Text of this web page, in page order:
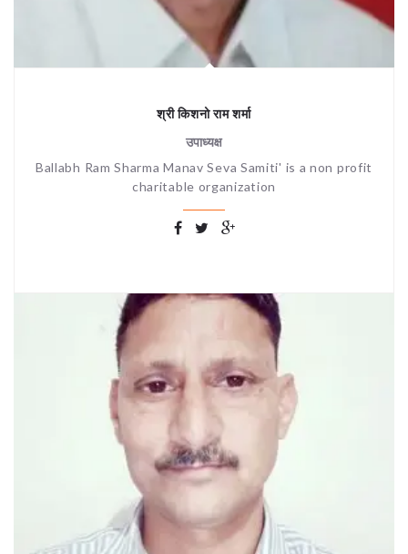
श्री किशनो राम शर्मा
उपाध्यक्ष
Ballabh Ram Sharma Manav Seva Samiti' is a non profit
charitable organization